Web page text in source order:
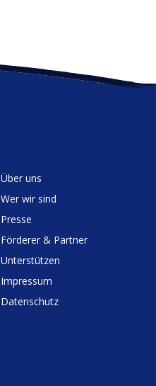
Über uns
Wer wir sind
Presse
Förderer & Partner
Unter­stützen
Impressum
Daten­schutz